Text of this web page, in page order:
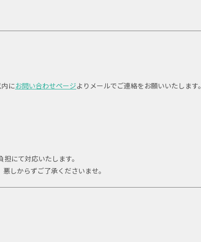
にお問い合わせページよりメールでご連絡をお願いいたします。
にて対応いたします。
しからずご了承くださいませ。